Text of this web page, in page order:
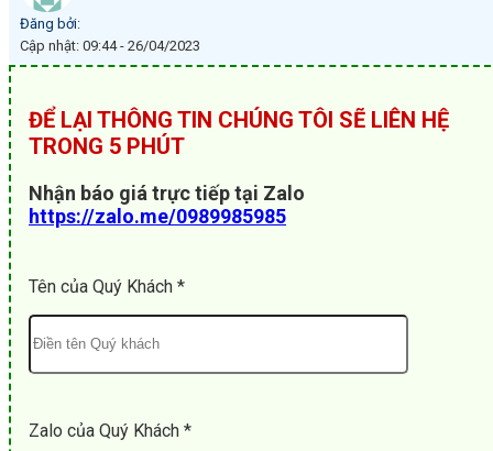
Đăng bởi:
Cập nhật: 09:44 - 26/04/2023
ĐỂ LẠI THÔNG TIN CHÚNG TÔI SẼ LIÊN HỆ
TRONG 5 PHÚT
Nhận báo giá trực tiếp tại Zalo
https://zalo.me/0989985985
Tên của Quý Khách *
Zalo của Quý Khách *